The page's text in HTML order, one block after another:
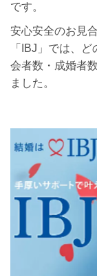
です。
安心安全のお見
「IBJ」では、
会者数・成婚者
ました。